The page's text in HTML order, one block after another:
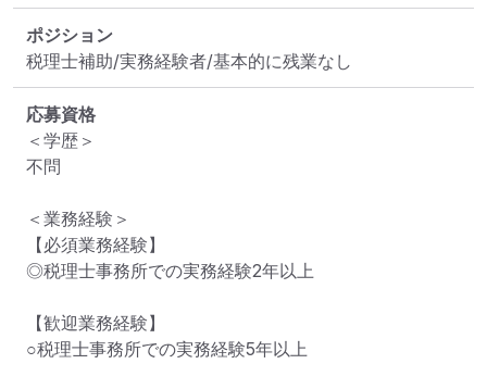
ポジション
税理士補助/実務経験者/基本的に残業なし
応募資格
＜学歴＞
不問
＜業務経験＞
【必須業務経験】
◎税理士事務所での実務経験2年以上
【歓迎業務経験】
○税理士事務所での実務経験5年以上